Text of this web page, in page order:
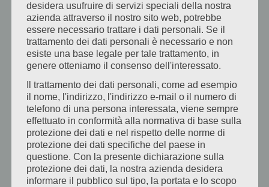
classico. Max. ospiti: 1 Tipologia …
Scopri di più:
Vai alla camera
desidera usufruire di servizi speciali della nostra
azienda attraverso il nostro sito web, potrebbe
essere necessario trattare i dati personali. Se il
trattamento dei dati personali è necessario e non
esiste una base legale per tale trattamento, in
genere otteniamo il consenso dell'interessato.
Il trattamento dei dati personali, come ad esempio
il nome, l'indirizzo, l'indirizzo e-mail o il numero di
telefono di una persona interessata, viene sempre
effettuato in conformità alla normativa di base sulla
protezione dei dati e nel rispetto delle norme di
protezione dei dati specifiche del paese in
questione. Con la presente dichiarazione sulla
protezione dei dati, la nostra azienda desidera
informare il pubblico sul tipo, la portata e lo scopo